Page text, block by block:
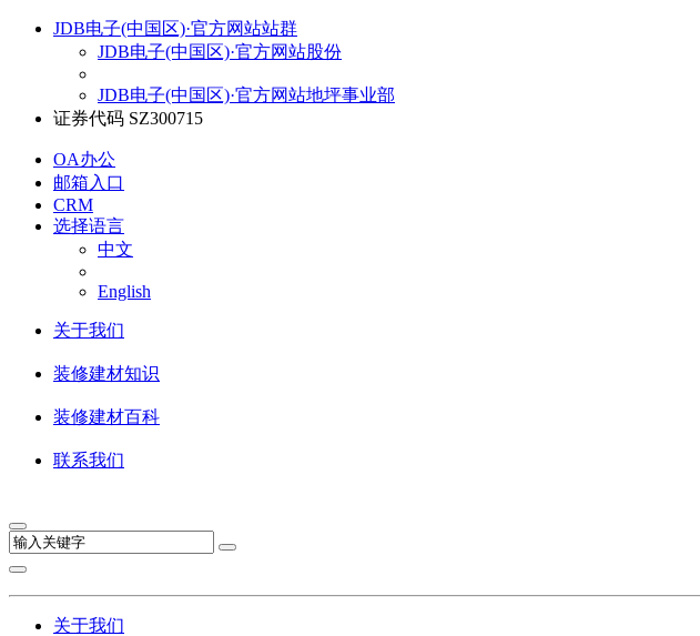
JDB电子(中国区)·官方网站站群
JDB电子(中国区)·官方网站股份
JDB电子(中国区)·官方网站地坪事业部
证券代码 SZ300715
OA办公
邮箱入口
CRM
选择语言
中文
English
关于我们
装修建材知识
装修建材百科
联系我们
关于我们